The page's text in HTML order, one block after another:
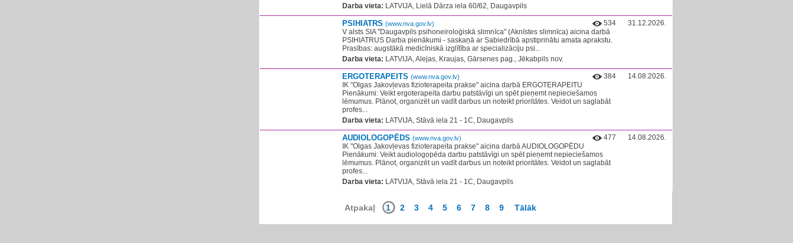
Darba vieta: LATVIJA, Lielā Dārza iela 60/62, Daugavpils
PSIHIATRS (www.nva.gov.lv)
534
V alsts SIA "Daugavpils psihoneiroloģiskā slimnīca" (Aknīstes slimnīca) aicina darbā
PSIHIATRUS Darba pienākumi - saskaņā ar Sabiedrībā apstiprinātu amata aprakstu.
Prasības: augstākā medicīniskā izglītība ar specializāciju psi...
Darba vieta: LATVIJA, Alejas, Kraujas, Gārsenes pag., Jēkabpils nov.
31.12.2026.
ERGOTERAPEITS (www.nva.gov.lv)
384
IK "Olgas Jakovļevas fizioterapeita prakse" aicina darbā ERGOTERAPEITU
Pienākumi:​ Veikt ergoterapeita darbu patstāvīgi un spēt pieņemt nepieciešamos
lēmumus. Plānot, organizēt un vadīt darbus un noteikt prioritātes. Veidot un saglabāt
profes...
Darba vieta: LATVIJA, Stāvā iela 21 - 1C, Daugavpils
14.08.2026.
AUDIOLOGOPĒDS (www.nva.gov.lv)
477
IK "Olgas Jakovļevas fizioterapeita prakse" aicina darbā AUDIOLOGOPĒDU
Pienākumi:​ Veikt audiologopēda darbu patstāvīgi un spēt pieņemt nepieciešamos
lēmumus. Plānot, organizēt un vadīt darbus un noteikt prioritātes. Veidot un saglabāt
profes...
Darba vieta: LATVIJA, Stāvā iela 21 - 1C, Daugavpils
14.08.2026.
Atpakaļ 1 2 3 4 5 6 7 8 9 Tālāk